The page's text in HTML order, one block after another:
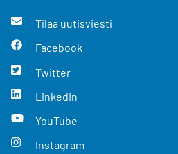
Tilaa uutisviesti
Facebook
Twitter
LinkedIn
YouTube
Instagram